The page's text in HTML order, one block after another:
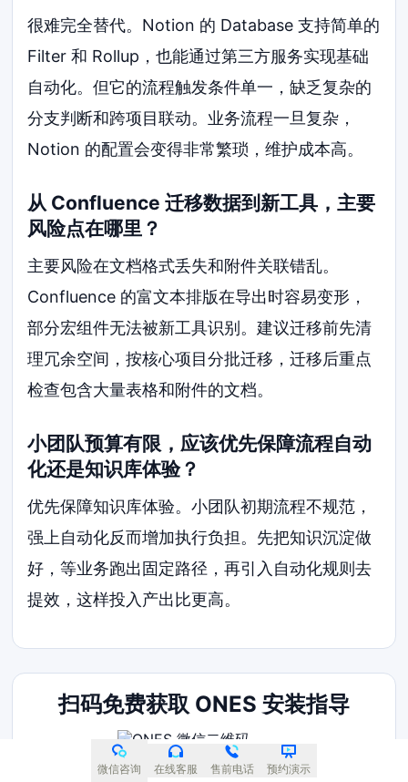
很难完全替代。Notion 的 Database 支持简单的
Filter 和 Rollup，也能通过第三方服务实现基础
自动化。但它的流程触发条件单一，缺乏复杂的
分支判断和跨项目联动。业务流程一旦复杂，
Notion 的配置会变得非常繁琐，维护成本高。
从 Confluence 迁移数据到新工具，主要
风险点在哪里？
主要风险在文档格式丢失和附件关联错乱。
Confluence 的富文本排版在导出时容易变形，
部分宏组件无法被新工具识别。建议迁移前先清
理冗余空间，按核心项目分批迁移，迁移后重点
检查包含大量表格和附件的文档。
小团队预算有限，应该优先保障流程自动
化还是知识库体验？
优先保障知识库体验。小团队初期流程不规范，
强上自动化反而增加执行负担。先把知识沉淀做
好，等业务跑出固定路径，再引入自动化规则去
提效，这样投入产出比更高。
扫码免费获取 ONES 安装指导
400-188-1518
微信咨询 在线客服 售前电话 预约演示